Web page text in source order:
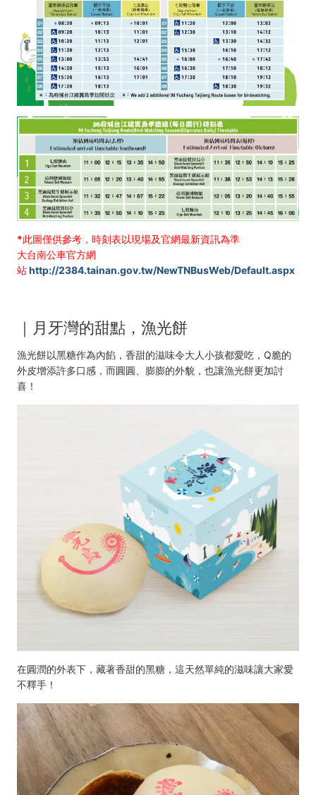
*此圖僅供參考，時刻表以現場及官網最新資訊為準
大台南公車官方網
站http://2384.tainan.gov.tw/NewTNBusWeb/Default.aspx
｜月牙灣的甜點，漁光餅
漁光餅以黑糖作為內餡，香甜的滋味令大人小孩都愛吃，Q脆的
外皮增添許多口感，而圓圓、膨膨的外貌，也讓漁光餅更加討
喜！
在圓潤的外表下，藏著香甜的黑糖，這天然單純的滋味讓大家愛
不釋手！